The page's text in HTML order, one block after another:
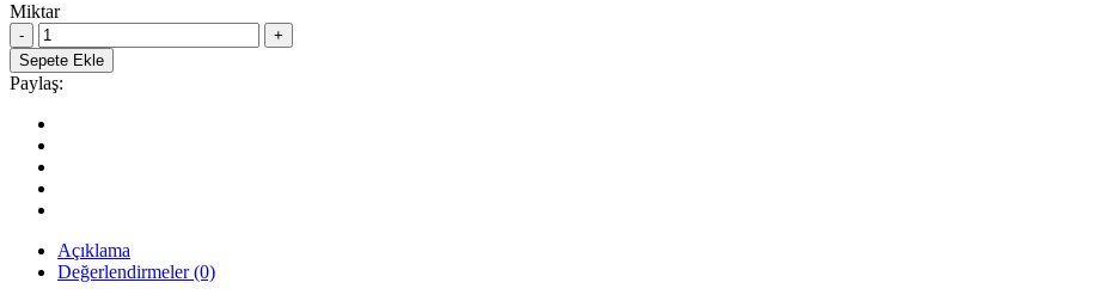
Miktar
Utouch
WordPress
Reklam
Ajansı
Teması
quantity
Sepete Ekle
Paylaş:
Açıklama
Değerlendirmeler (0)